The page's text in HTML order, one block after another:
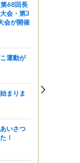
68回長
会・第3
会が開催
運動が
まりま
いさつ
！